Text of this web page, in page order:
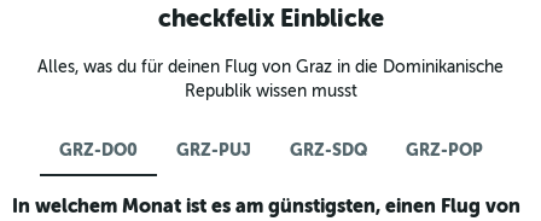
checkfelix Einblicke
Alles, was du für deinen Flug von Graz in die Dominikanische
Republik wissen musst
GRZ-DO0 GRZ-PUJ GRZ-SDQ GRZ-POP
In welchem Monat ist es am günstigsten, einen Flug von